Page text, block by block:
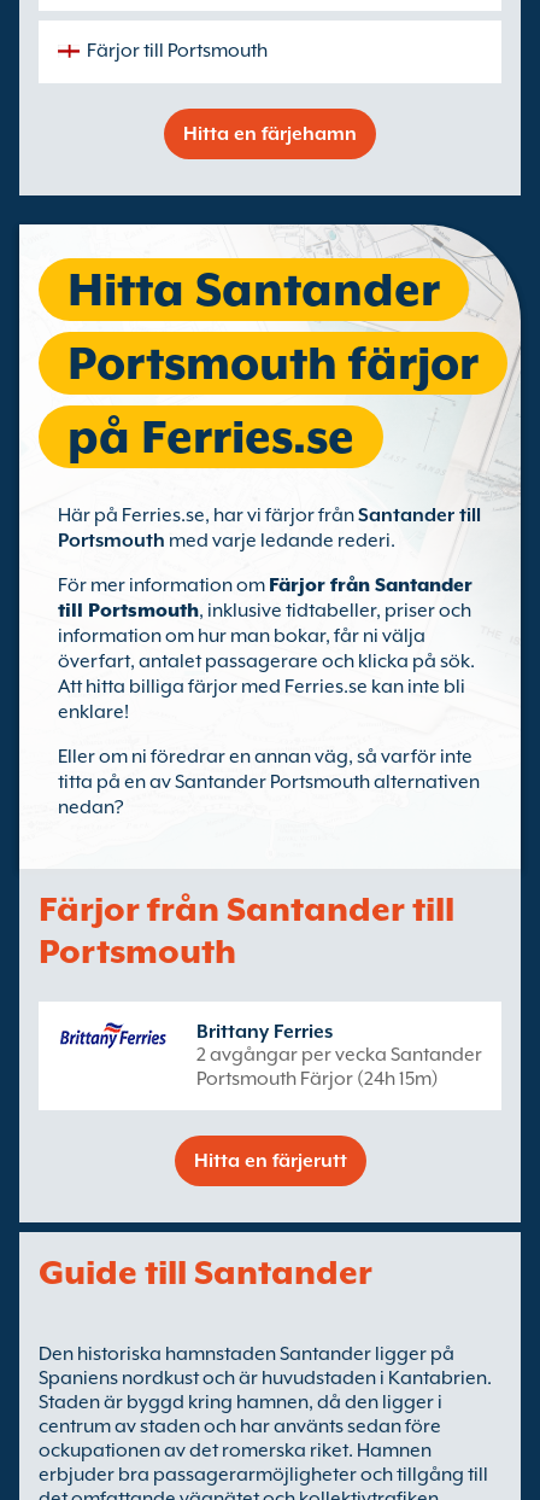
Färjor till Portsmouth
Hitta en färjehamn
Hitta Santander
Portsmouth färjor
på Ferries.se
Här på Ferries.se, har vi färjor frånSantander till
Portsmouth med varje ledande rederi.
För mer information om Färjor från Santander
till Portsmouth, inklusive tidtabeller, priser och
information om hur man bokar, får ni välja
överfart, antalet passagerare och klicka på sök.
Att hitta billiga färjor med Ferries.se kan inte bli
enklare!
Eller om ni föredrar en annan väg, så varför inte
titta på en av Santander Portsmouth alternativen
nedan?
Färjor från Santander till
Portsmouth
Brittany Ferries
2 avgångar per vecka Santander
Portsmouth Färjor (24h 15m)
Hitta en färjerutt
Guide till Santander
Den historiska hamnstaden Santander ligger på
Spaniens nordkust och är huvudstaden i Kantabrien.
Staden är byggd kring hamnen, då den ligger i
centrum av staden och har använts sedan före
ockupationen av det romerska riket. Hamnen
erbjuder bra passagerarmöjligheter och tillgång till